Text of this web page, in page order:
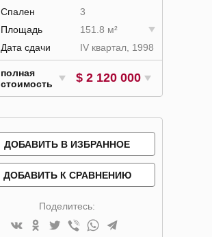
Спален
3
Площадь
151.8 м²
Дата сдачи
IV квартал, 1998
полная
стоимость
$ 2 120 000
ДОБАВИТЬ В ИЗБРАННОЕ
ДОБАВИТЬ К СРАВНЕНИЮ
Поделитесь: